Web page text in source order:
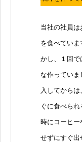
当社の社員
を食べてい
かし、１回で
な作っていま
入してから
ぐに食べら
時にコーヒー
せずにすぐ出